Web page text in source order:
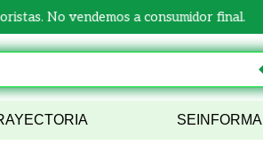
No vendemos a consumidor final.
SEINFORMA